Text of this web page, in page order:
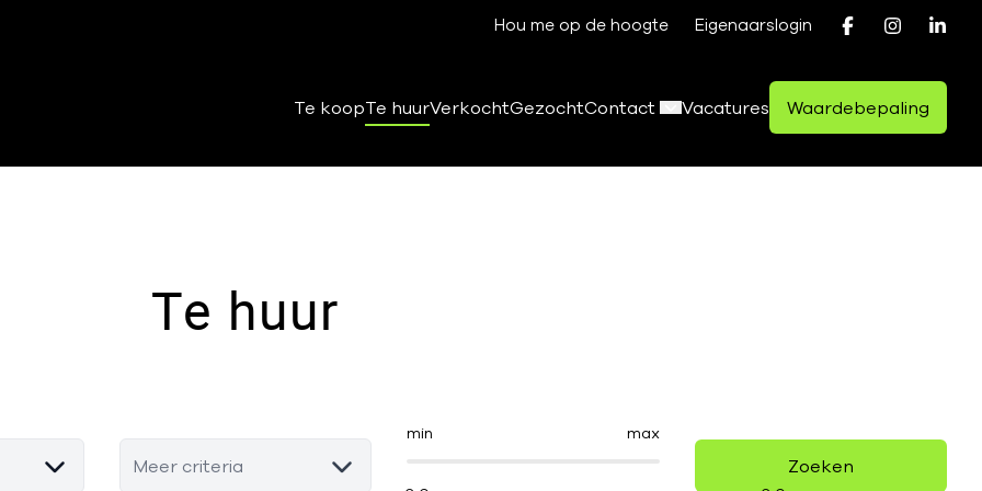
Hou me op de hoogte Eigenaarslogin
Te koopTe huurVerkochtGezochtContact Vacatures Waardebepaling
Te huur
Meer criteria
min max
Zoeken